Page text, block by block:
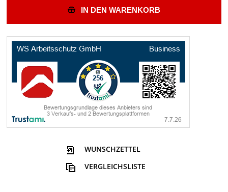
IN DEN WARENKORB
WUNSCHZETTEL
VERGLEICHSLISTE